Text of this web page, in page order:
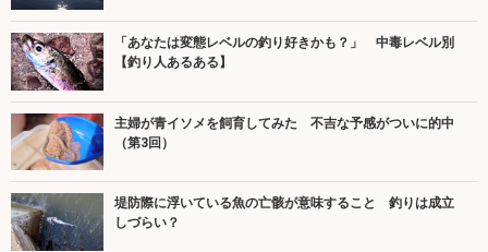
「あなたは変態レベルの釣り好きかも？」 中毒レベル別
【釣り人あるある】
主婦が青イソメを飼育してみた 不吉な予感がついに的中
（第3回）
堤防際に浮いている魚の亡骸が意味すること 釣りは成立
しづらい？